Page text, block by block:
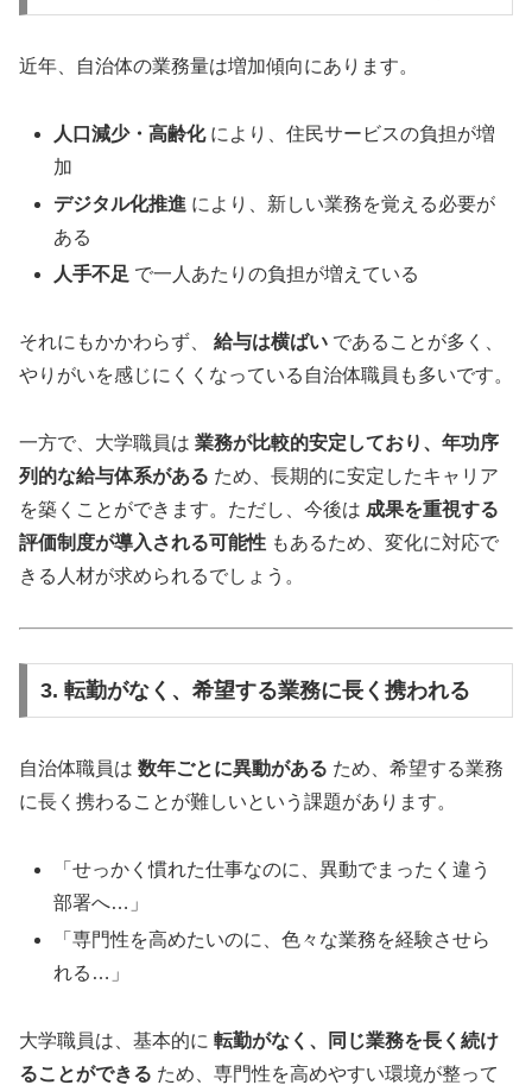
近年、自治体の業務量は増加傾向にあります。
人口減少・高齢化により、住民サービスの負担が増
加
デジタル化推進 により、新しい業務を覚える必要が
ある
人手不足 で一人あたりの負担が増えている
それにもかかわらず、 給与は横ばい であることが多く、
やりがいを感じにくくなっている自治体職員も多いです。
一方で、大学職員は 業務が比較的安定しており、年功序
列的な給与体系がある ため、長期的に安定したキャリア
を築くことができます。ただし、今後は 成果を重視する
評価制度が導入される可能性 もあるため、変化に対応で
きる人材が求められるでしょう。
3. 転勤がなく、希望する業務に長く携われる
自治体職員は 数年ごとに異動がある ため、希望する業務
に長く携わることが難しいという課題があります。
「せっかく慣れた仕事なのに、異動でまったく違う
部署へ…」
「専門性を高めたいのに、色々な業務を経験させら
れる…」
大学職員は、基本的に 転勤がなく、同じ業務を長く続け
ることができる ため、専門性を高めやすい環境が整って